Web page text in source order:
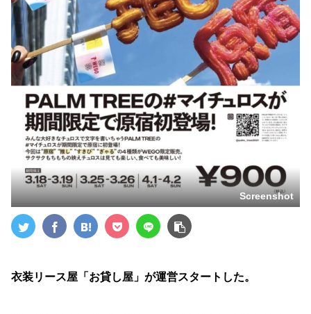
Screenshot
衣装リース屋「お貸し屋」が運営スタートした。